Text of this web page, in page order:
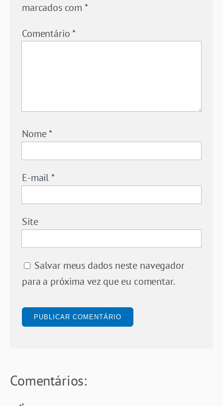
marcados com *
Comentário*
Nome*
E-mail*
Site
Salvar meus dados neste navegador
para a próxima vez que eu comentar.
Comentários: